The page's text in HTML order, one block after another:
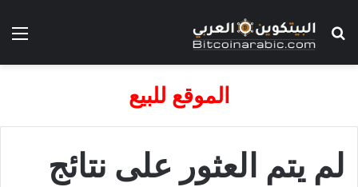
بحث عن
الموقع للبيع
لم يتم العثور على نتائج